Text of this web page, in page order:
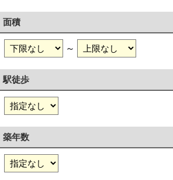
面積
～
駅徒歩
築年数